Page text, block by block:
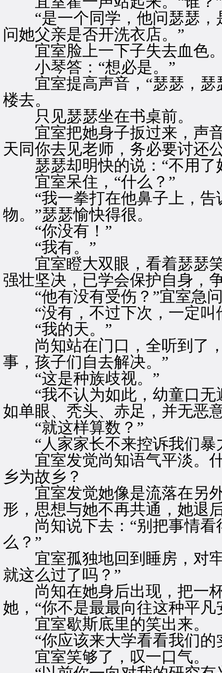
“是一个同学，他问瑟瑟，
问她父亲是否开洗衣店。”
宜室脸上一下子失去血色。
小琴答：“想必是。”
宜室提高声音，“瑟瑟，瑟
楼去。
只见瑟瑟坐在书桌前。
宜室把她身子扳过来，声音
天同你去见老师，务必要讨还
瑟瑟却明快的说：“不用了
宜室呆住，“什么？”
“我一拳打在他鼻子上，告
物。”瑟瑟愉快得很。
“你没有！”
“我有。”
宜室瞪大双眼，看着瑟瑟笑
强壮坚决，已学会保护自身，
“他有没有受伤？”宜室急
“没有，不过下次，一定叫
“我的天。”
尚知站在门口，全听到了，
事，孩子们自去解决。”
“这是种族歧视。”
“我不认为如此，幼童口无
如单眼、秃头、赤足，并无恶
“就这样算数？”
“人家家长不来控诉我们暴
宜室发觉尚知语气平淡。什
乡为故乡？
宜室发觉她像是流落在另外
形，思想与她不再共通，她退
尚知说下去：“别把事情看
么？”
宜室孤独地回到睡房，对牢
就这么过了吗？”
尚知在她身后出现，把一杯
她，“你不是最最向往这种平凡
宜室歇斯底里的笑出来。
“你应该来大学看看我们的
宜室笑够了，叹一口气。